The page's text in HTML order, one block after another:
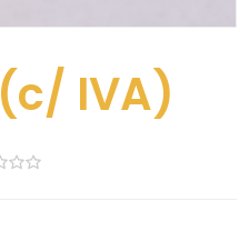
(c/ IVA)